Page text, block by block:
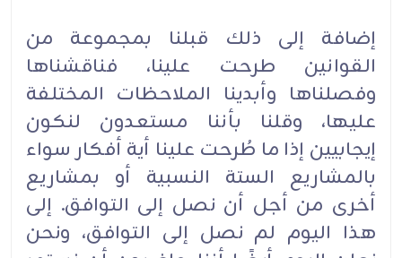
إضافة إلى ذلك قبلنا بمجموعة من
القوانين طرحت علينا، فناقشناها
وفصلناها وأبدينا الملاحظات المختلفة
عليها، وقلنا بأننا مستعدون لنكون
إيجابيين إذا ما طُرحت علينا أية أفكار سواء
بالمشاريع الستة النسبية أو بمشاريع
أخرى من أجل أن نصل إلى التوافق. إلى
هذا اليوم لم نصل إلى التوافق، ونحن